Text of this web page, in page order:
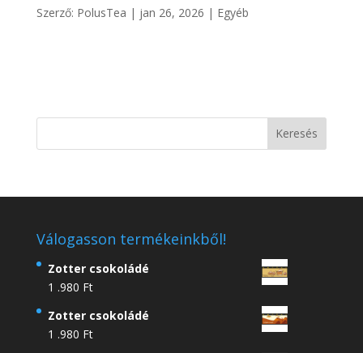
Szerző: PolusTea | jan 26, 2026 | Egyéb
Válogasson termékeinkből!
Zotter csokoládé
1 .980 Ft
Zotter csokoládé
1 .980 Ft